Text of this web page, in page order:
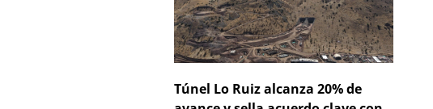
Túnel Lo Ruiz alcanza 20% de